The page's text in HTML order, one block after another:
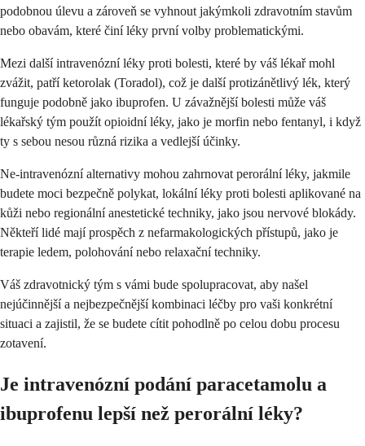
podobnou úlevu a zároveň se vyhnout jakýmkoli zdravotním stavům
nebo obavám, které činí léky první volby problematickými.
Mezi další intravenózní léky proti bolesti, které by váš lékař mohl
zvážit, patří ketorolak (Toradol), což je další protizánětlivý lék, který
funguje podobně jako ibuprofen. U závažnější bolesti může váš
lékařský tým použít opioidní léky, jako je morfin nebo fentanyl, i když
ty s sebou nesou různá rizika a vedlejší účinky.
Ne-intravenózní alternativy mohou zahrnovat perorální léky, jakmile
budete moci bezpečně polykat, lokální léky proti bolesti aplikované na
kůži nebo regionální anestetické techniky, jako jsou nervové blokády.
Někteří lidé mají prospěch z nefarmakologických přístupů, jako je
terapie ledem, polohování nebo relaxační techniky.
Váš zdravotnický tým s vámi bude spolupracovat, aby našel
nejúčinnější a nejbezpečnější kombinaci léčby pro vaši konkrétní
situaci a zajistil, že se budete cítit pohodlně po celou dobu procesu
zotavení.
Je intravenózní podání paracetamolu a
ibuprofenu lepší než perorální léky?